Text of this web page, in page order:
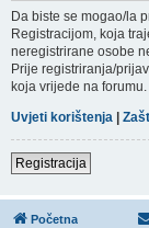
Da biste se mogao/la
Registracijom, koja
neregistrirane osobe
Prije registriranja/
koja vrijede na forumu.
Uvjeti korištenja |
Registracija
Početna